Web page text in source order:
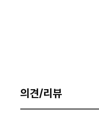
의견/리뷰